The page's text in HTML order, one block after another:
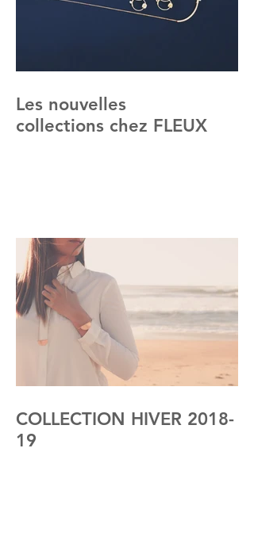
Les nouvelles
collections chez FLEUX
COLLECTION HIVER 2018-
19